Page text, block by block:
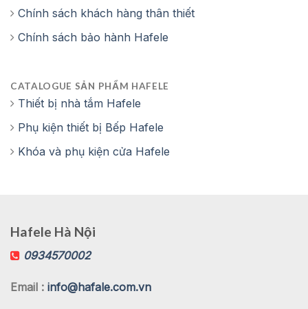
Chính sách khách hàng thân thiết
Chính sách bảo hành Hafele
CATALOGUE SẢN PHẨM HAFELE
Thiết bị nhà tắm Hafele
Phụ kiện thiết bị Bếp Hafele
Khóa và phụ kiện cửa Hafele
Hafele Hà Nội
0934570002
Email : info@hafale.com.vn